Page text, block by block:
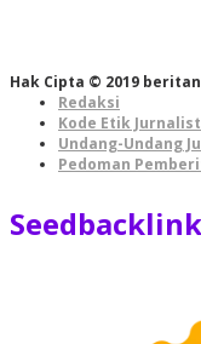
Hak Cipta © 2019
Redaksi
Kode Etik
Undang-Undang
Pedoman
Seedbacklink